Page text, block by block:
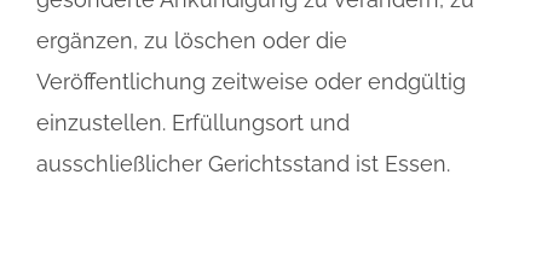
ergänzen, zu löschen oder die
Veröffentlichung zeitweise oder endgültig
einzustellen. Erfüllungsort und
ausschließlicher Gerichtsstand ist Essen.